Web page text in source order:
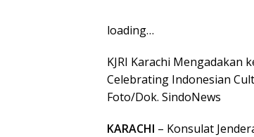
loading…
KJRI Karachi
Celebrating Indonesian
Foto/Dok. SindoNews
KARACHI – Konsulat